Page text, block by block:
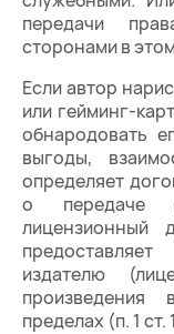
передачи
сторонами в
Если автор
или гейминг-
обнародовать
выгоды,
определяет
о передаче
лицензионный
издателю
произведения
пределах (п. 1